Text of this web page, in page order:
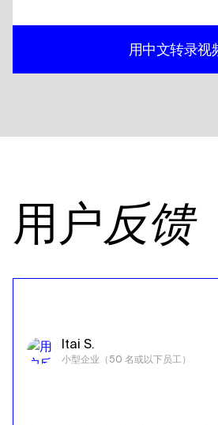
用中文转录视
用户反馈
Itai S.
小型企业（50 名或以下员工）